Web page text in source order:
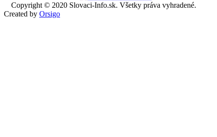
Copyright © 2020 Slovaci-Info.sk. Všetky práva vyhradené.
Created by Orsigo